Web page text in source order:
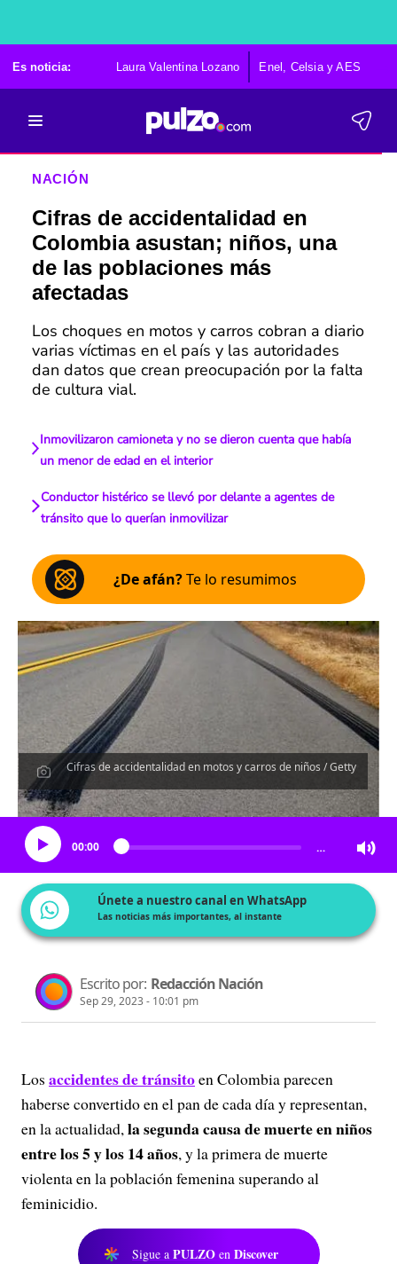
Es noticia: Laura Valentina Lozano Enel, Celsia y AES
NACIÓN
Cifras de accidentalidad en
Colombia asustan; niños, una
de las poblaciones más
afectadas
Los choques en motos y carros cobran a diario
varias víctimas en el país y las autoridades
dan datos que crean preocupación por la falta
de cultura vial.
Inmovilizaron camioneta y no se dieron cuenta que había
un menor de edad en el interior
Conductor histérico se llevó por delante a agentes de
tránsito que lo querían inmovilizar
¿De afán?Te lo resumimos
Cifras de accidentalidad en motos y carros de niños / Getty
Escucha el artículo
00:00 …
Únete a nuestro canal en WhatsApp
Las noticias más importantes, al instante
Escrito por: Redacción Nación
Sep 29, 2023 - 10:01 pm
Los accidentes de tránsitoen Colombia parecen
haberse convertido en el pan de cada día y representan,
en la actualidad,la segunda causa de muerte en niños
entre los 5 y los 14 años, y la primera de muerte
violenta en la población femenina superando al
feminicidio.
Sigue a PULZO en Discover